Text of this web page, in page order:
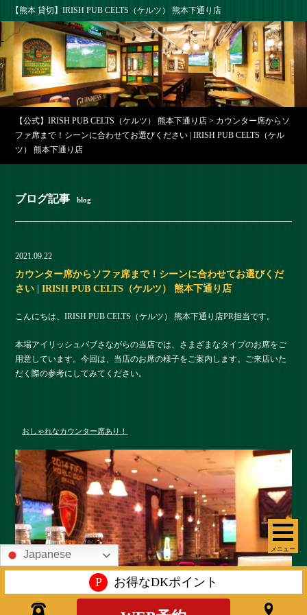
【熊本 貸切】IRISH PUB CELTS（ケルツ） 熊本下通り店
メニュー
【公式】IRISH PUB CELTS（ケルツ） 熊本下通り店 > カウンター席からソ
ファ席まで！シーンに合わせてお選びください | IRISH PUB CELTS（ケル
ツ） 熊本下通り店
ブログ記事 blog
2021.09.22
カウンター席からソファ席まで！シーンに合わせてお選びくだ
さい | IRISH PUB CELTS（ケルツ） 熊本下通り店
こんにちは、IRISH PUB CELTS（ケルツ） 熊本下通り店PR担当です。
本場アイリッシュパブさながらの当店では、さまざまなタイプのお席をご
用意しています。今回は、当店のお席の様子をご案内します。ご来店いた
だく際の参考にしてみてください。
おしゃれなカウンター席あり！
Japanese
P お得なDKポイント